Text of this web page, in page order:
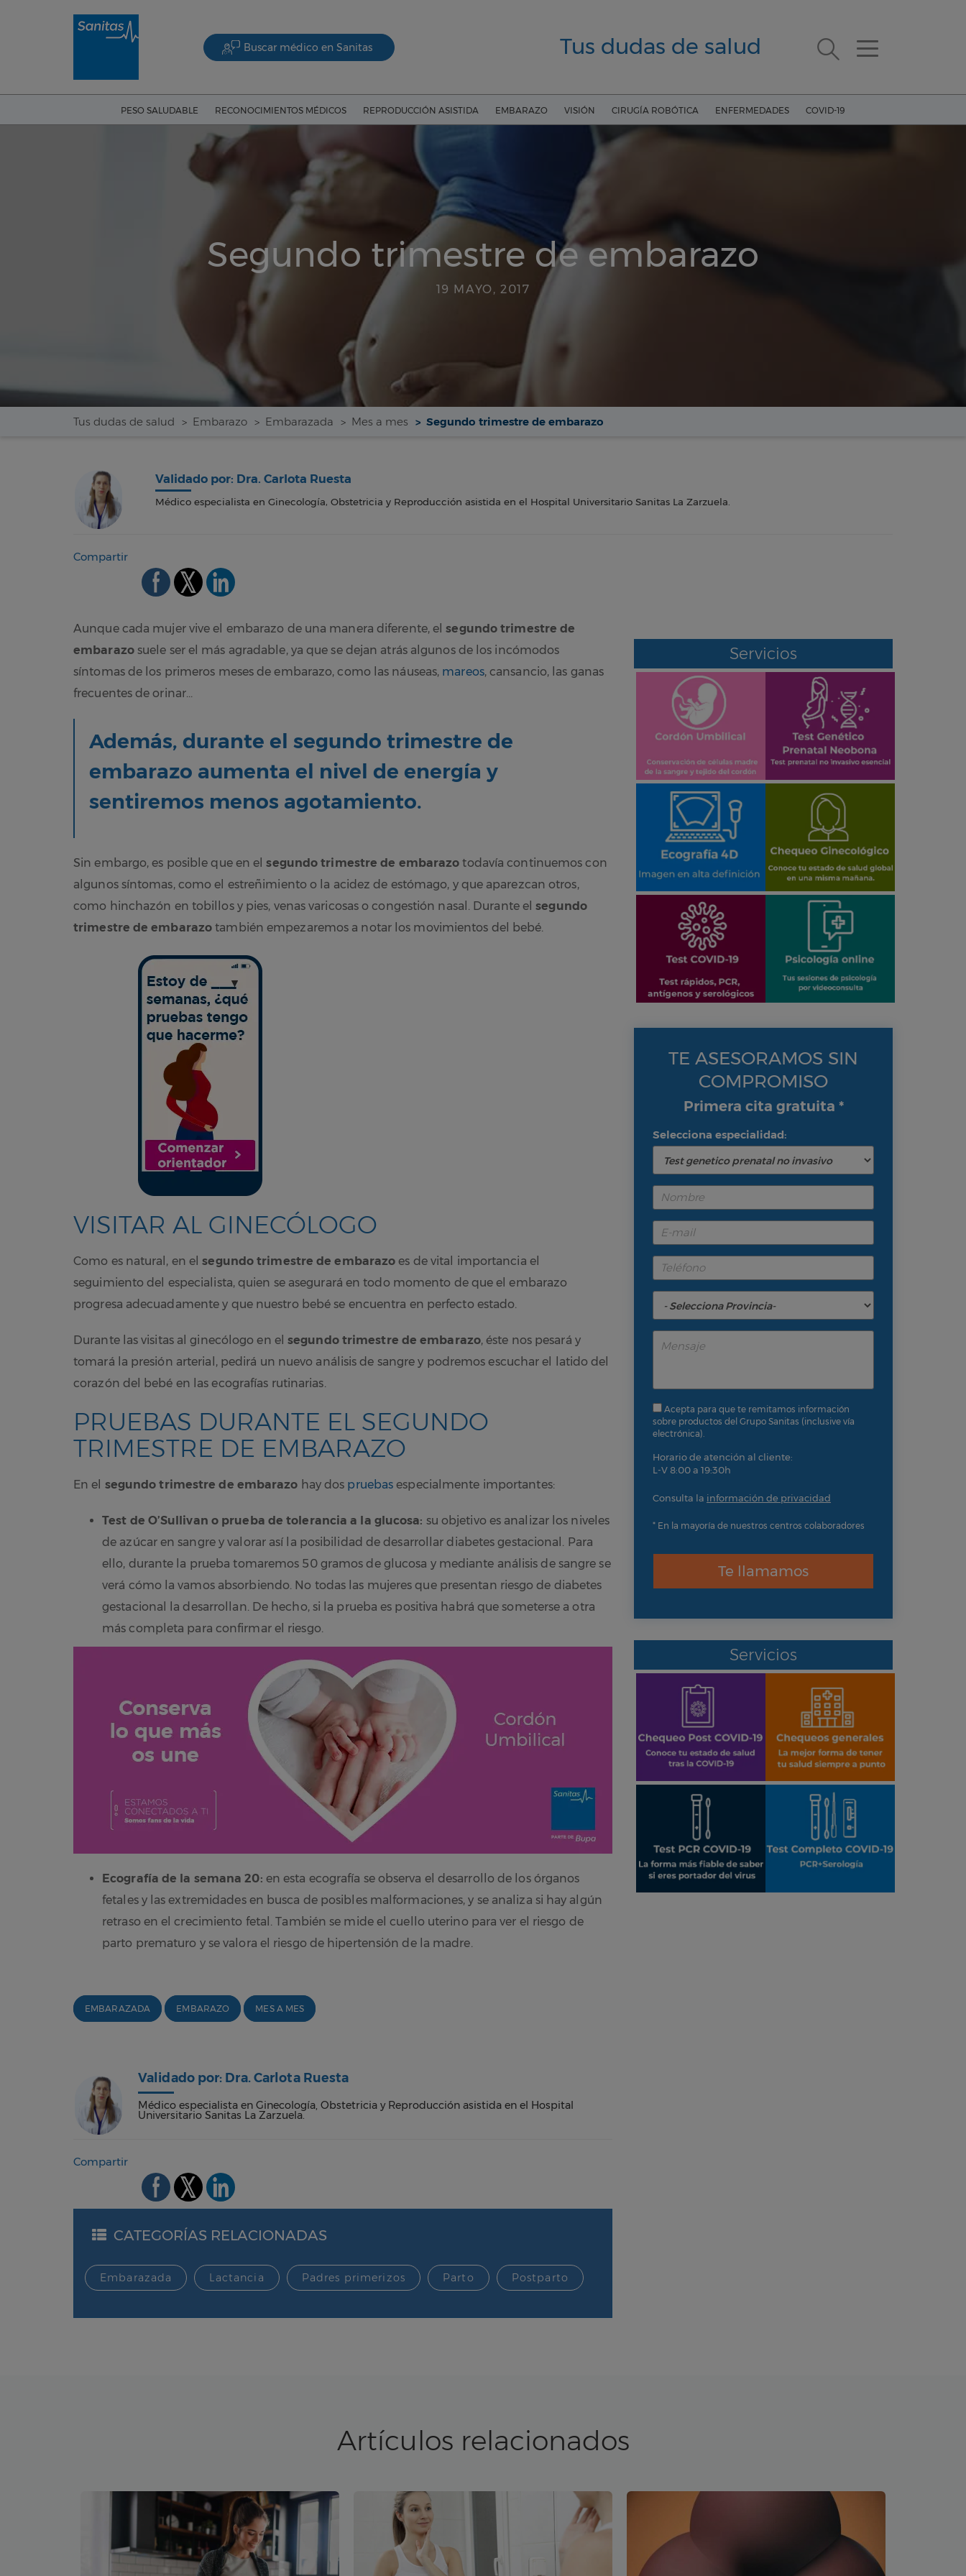
Buscar médico en Sanitas Tus dudas de salud
PESO SALUDABLE RECONOCIMIENTOS MÉDICOS REPRODUCCIÓN ASISTIDA EMBARAZO VISIÓN CIRUGÍA ROBÓTICA ENFERMEDADES COVID-19
Segundo trimestre de embarazo
19 MAYO, 2017
Tus dudas de salud Embarazo Embarazada Mes a mes Segundo trimestre de embarazo
Validado por: Dra. Carlota Ruesta
Médico especialista en Ginecología, Obstetricia y Reproducción asistida en el Hospital Universitario Sanitas La Zarzuela.
Compartir
Aunque cada mujer vive el embarazo de una manera diferente, elsegundo trimestre de
embarazosuele ser el más agradable, ya que se dejan atrás algunos de los incómodos
síntomas de los primeros meses de embarazo, como las náuseas, mareos, cansancio, las ganas
frecuentes de orinar…
Además, durante el segundo trimestre de
embarazo aumenta el nivel de energía y
sentiremos menos agotamiento.
Sin embargo, es posible que en elsegundo trimestre de embarazo todavía continuemos con
algunos síntomas, como el estreñimiento o la acidez de estómago, y que aparezcan otros,
como hinchazón en tobillos y pies, venas varicosas o congestión nasal. Durante elsegundo
trimestre de embarazo también empezaremos a notar los movimientos del bebé.
VISITAR AL GINECÓLOGO
Como es natural, en elsegundo trimestre de embarazo es de vital importancia el
seguimiento del especialista, quien se asegurará en todo momento de que el embarazo
progresa adecuadamente y que nuestro bebé se encuentra en perfecto estado.
Durante las visitas al ginecólogo en el segundo trimestre de embarazo, éste nos pesará y
tomará la presión arterial, pedirá un nuevo análisis de sangre y podremos escuchar el latido del
corazón del bebé en las ecografías rutinarias.
PRUEBAS DURANTE EL SEGUNDO
TRIMESTRE DE EMBARAZO
En el segundo trimestre de embarazo hay dos pruebas especialmente importantes:
Test de O’Sullivan o prueba de tolerancia a la glucosa: su objetivo es analizar los niveles
de azúcar en sangre y valorar así la posibilidad de desarrollar diabetes gestacional. Para
ello, durante la prueba tomaremos 50 gramos de glucosa y mediante análisis de sangre se
verá cómo la vamos absorbiendo. No todas las mujeres que presentan riesgo de diabetes
gestacional la desarrollan. De hecho, si la prueba es positiva habrá que someterse a otra
más completa para confirmar el riesgo.
Ecografía de la semana 20: en esta ecografía se observa el desarrollo de los órganos
fetales y las extremidades en busca de posibles malformaciones, y se analiza si hay algún
retraso en el crecimiento fetal. También se mide el cuello uterino para ver el riesgo de
parto prematuro y se valora el riesgo de hipertensión de la madre.
EMBARAZADA EMBARAZO MES A MES
Validado por: Dra. Carlota Ruesta
Médico especialista en Ginecología, Obstetricia y Reproducción asistida en el Hospital
Universitario Sanitas La Zarzuela.
Compartir
CATEGORÍAS RELACIONADAS
Embarazada Lactancia Padres primerizos Parto Postparto
Servicios
TE ASESORAMOS SIN
COMPROMISO
Primera cita gratuita *
Selecciona especialidad:
Acepta para que te remitamos información
sobre productos del Grupo Sanitas (inclusive vía
electrónica).
Horario de atención al cliente:
L-V 8:00 a 19:30h
Consulta la información de privacidad
* En la mayoría de nuestros centros colaboradores
Te llamamos
Servicios
Artículos relacionados